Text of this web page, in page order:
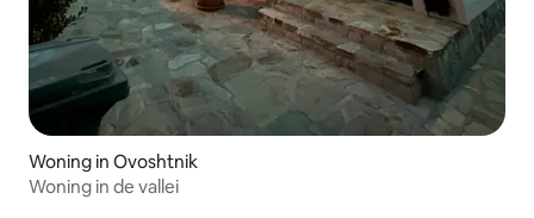
Woning in Ovoshtnik
Woning in de vallei